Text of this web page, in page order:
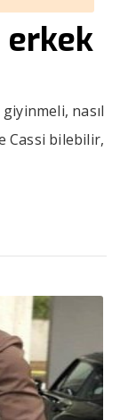
erkek
nasıl
Cassi bilebilir,